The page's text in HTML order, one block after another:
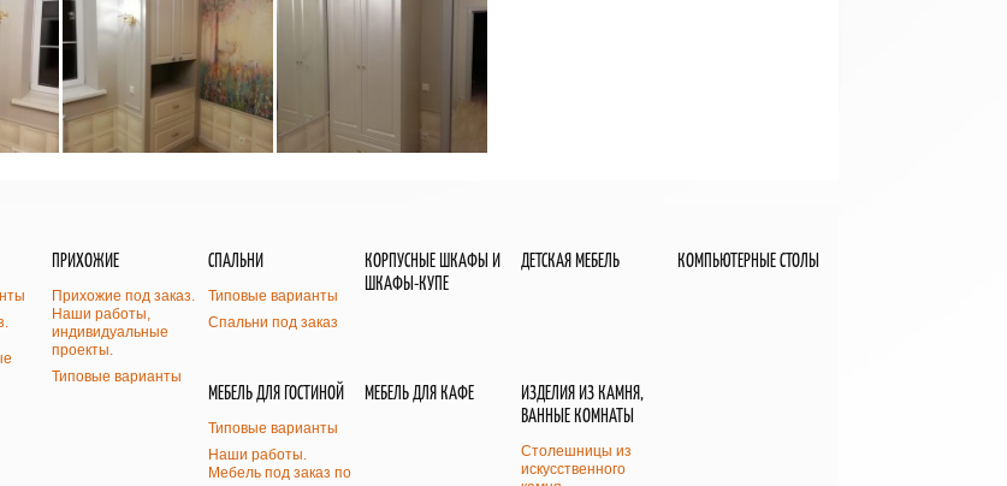
ПРИХОЖИЕ
Прихожие под заказ.
Наши работы,
индивидуальные
проекты.
Типовые варианты
СПАЛЬНИ
Типовые варианты
Спальни под заказ
КОРПУСНЫЕ ШКАФЫ И
ШКАФЫ-КУПЕ
ДЕТСКАЯ МЕБЕЛЬ КОМПЬЮТЕРНЫЕ СТОЛЫ
МЕБЕЛЬ ДЛЯ ГОСТИНОЙ
Типовые варианты
Наши работы.
Мебель под заказ по
МЕБЕЛЬ ДЛЯ КАФЕ
ИЗДЕЛИЯ ИЗ КАМНЯ,
ВАННЫЕ КОМНАТЫ
Столешницы из
искусственного